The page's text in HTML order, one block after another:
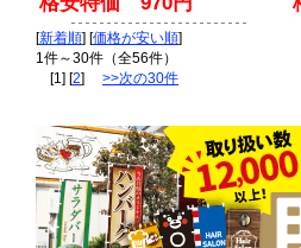
[新着順] [価格が安い順]
1件～30件（全56件）
[1] [2] >>次の30件